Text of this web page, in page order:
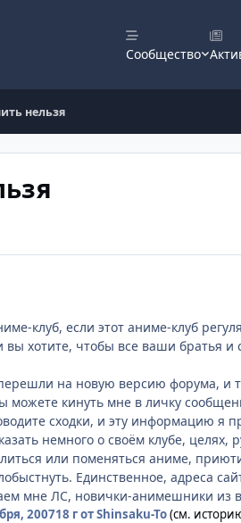
Сообщество
нельзя
клуб, если этот аниме-клуб
хотите, чтобы все ваши братья
на новую версию форума, и
можете кинуть мне в личку
сходки, и эту информацию я
немного о своём клубе,
или поменяться аниме,
Единственное, адреса
мне ЛС, новички-анимешники из
200718 гот Shinsaku-To(см.